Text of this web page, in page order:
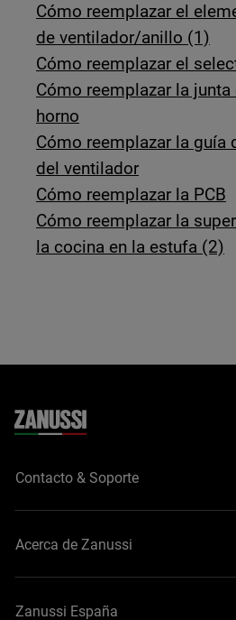
Cómo reemplazar el
de ventilador/anillo (1)
Cómo reemplazar el
Cómo reemplazar la
horno
Cómo reemplazar la guía
del ventilador
Cómo reemplazar la PCB
Cómo reemplazar la
la cocina en la estufa (2)
Contacto & Soporte
Acerca de Zanussi
Zanussi España